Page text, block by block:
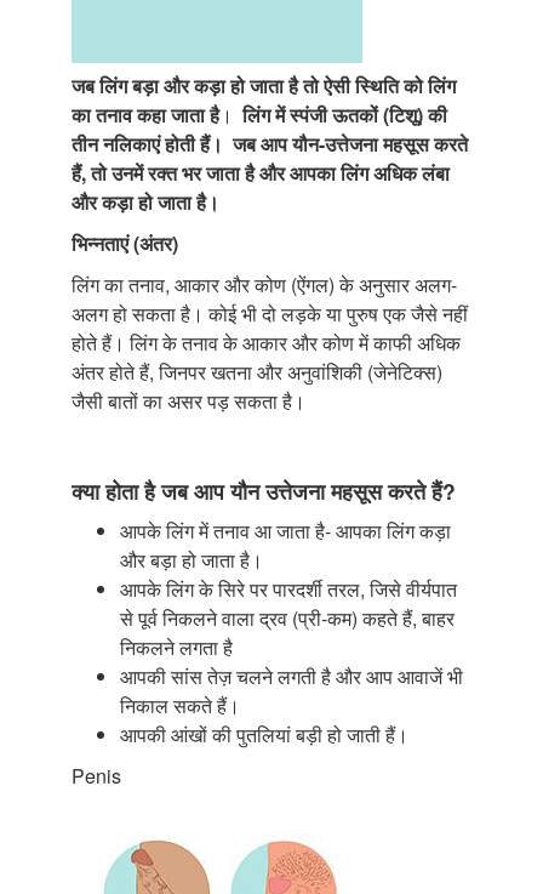
जब लिंग बड़ा और कड़ा हो जाता है तो ऐसी स्थिति को लिंग
का तनाव कहा जाता है।लिंग में स्पंजी ऊतकों (टिशू) की
तीन नलिकाएं होती हैं। जब आप यौन-उत्तेजना महसूस करते
हैं, तो उनमें रक्त भर जाता है और आपका लिंग अधिक लंबा
और कड़ा हो जाता है।
भिन्नताएं (अंतर)
लिंग का तनाव, आकार और कोण (ऐंगल) के अनुसार अलग-
अलग हो सकता है। कोई भी दो लड़के या पुरुष एक जैसे नहीं
होते हैं। लिंग के तनाव के आकार और कोण में काफी अधिक
अंतर होते हैं, जिनपर खतना और अनुवांशिकी (जेनेटिक्स)
जैसी बातों का असर पड़ सकता है।
क्या होता है जब आप यौन उत्तेजना महसूस करते हैं?
आपके लिंग में तनाव आ जाता है- आपका लिंग कड़ा
और बड़ा हो जाता है।
आपके लिंग के सिरे पर पारदर्शी तरल, जिसे वीर्यपात
से पूर्व निकलने वाला द्रव (प्री-कम) कहते हैं, बाहर
निकलने लगता है
आपकी सांस तेज़ चलने लगती है और आप आवाजें भी
निकाल सकते हैं।
आपकी आंखों की पुतलियां बड़ी हो जाती हैं।
Penis